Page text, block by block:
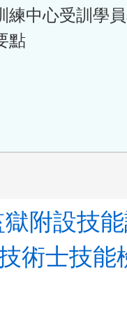
練中心受訓學
點
附設技
術士技能